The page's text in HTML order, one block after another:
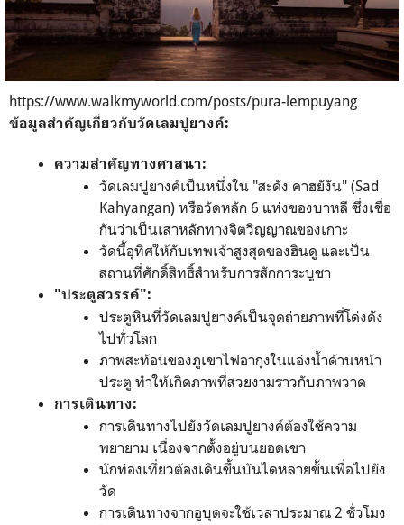
https://www.walkmyworld.com/posts/pura-lempuyang
ข้อมูลสำคัญเกี่ยวกับวัดเลมปูยางค์:
ความสำคัญทางศาสนา:
วัดเลมปูยางค์เป็นหนึ่งใน "สะดัง คาฮยังัน" (Sad
Kahyangan) หรือวัดหลัก 6 แห่งของบาหลี ซึ่งเชื่อ
กันว่าเป็นเสาหลักทางจิตวิญญาณของเกาะ
วัดนี้อุทิศให้กับเทพเจ้าสูงสุดของฮินดู และเป็น
สถานที่ศักดิ์สิทธิ์สำหรับการสักการะบูชา
"ประตูสวรรค์":
ประตูหินที่วัดเลมปูยางค์เป็นจุดถ่ายภาพที่โด่งดัง
ไปทั่วโลก
ภาพสะท้อนของภูเขาไฟอากุงในแอ่งน้ำด้านหน้า
ประตู ทำให้เกิดภาพที่สวยงามราวกับภาพวาด
การเดินทาง:
การเดินทางไปยังวัดเลมปูยางค์ต้องใช้ความ
พยายาม เนื่องจากตั้งอยู่บนยอดเขา
นักท่องเที่ยวต้องเดินขึ้นบันไดหลายขั้นเพื่อไปยัง
วัด
การเดินทางจากอูบุดจะใช้เวลาประมาณ 2 ชั่วโมง